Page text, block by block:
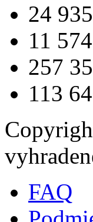
24
11
257
113
FAQ